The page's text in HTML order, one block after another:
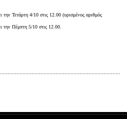
Τετάρτη 4/10 στις 12.00 (ορισμένος αριθμός
την Πέμπτη 5/10 στις 12.00.